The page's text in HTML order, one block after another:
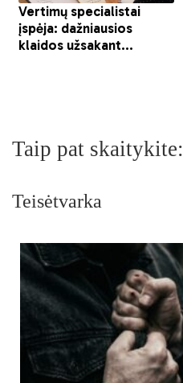
Taip pat skaitykite:
Teisėtvarka